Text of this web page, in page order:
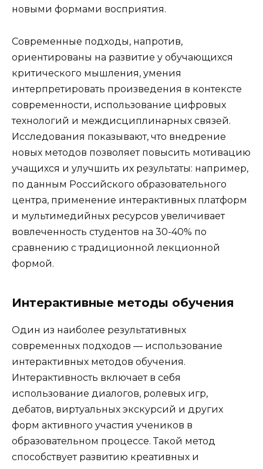
новыми формами восприятия.
Современные подходы, напротив,
ориентированы на развитие у обучающихся
критического мышления, умения
интерпретировать произведения в контексте
современности, использование цифровых
технологий и междисциплинарных связей.
Исследования показывают, что внедрение
новых методов позволяет повысить мотивацию
учащихся и улучшить их результаты: например,
по данным Российского образовательного
центра, применение интерактивных платформ
и мультимедийных ресурсов увеличивает
вовлеченность студентов на 30-40% по
сравнению с традиционной лекционной
формой.
Интерактивные методы обучения
Один из наиболее результативных
современных подходов — использование
интерактивных методов обучения.
Интерактивность включает в себя
использование диалогов, ролевых игр,
дебатов, виртуальных экскурсий и других
форм активного участия учеников в
образовательном процессе. Такой метод
способствует развитию креативных и